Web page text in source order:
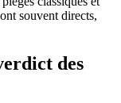
souvent directs,
des